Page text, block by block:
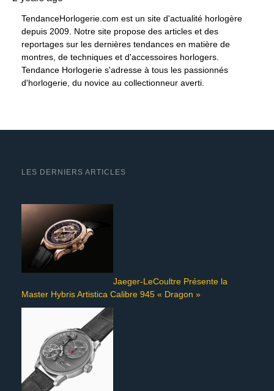
TendanceHorlogerie.com est un site d'actualité horlogère
depuis 2009. Notre site propose des articles et des
reportages sur les dernières tendances en matière de
montres, de techniques et d'accessoires horlogers.
Tendance Horlogerie s'adresse à tous les passionnés
d'horlogerie, du novice au collectionneur averti.
LES DERNIERS ARTICLES
Jaeger-LeCoultre Présente la
Master Hybris Artistica Calibre 945 « Dragon »